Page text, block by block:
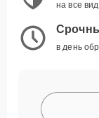
на все
в день